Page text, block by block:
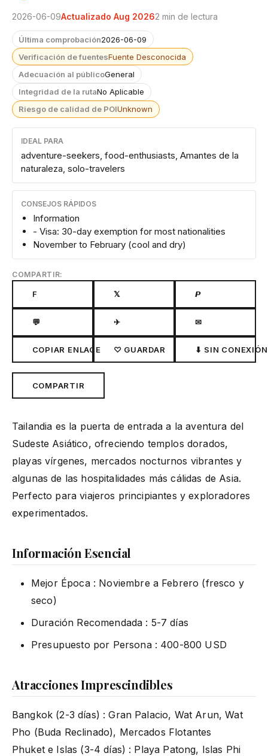
2026-06-09Actualizado Aug 20262 min de lectura
Última comprobación2026-06-09
Verificación de fuentesFuente Desconocida
Adecuación al públicoGeneral
Integridad de la rutaNo Aplicable
Riesgo de calidad de POIUnknown
IDEAL PARA
adventure-seekers, food-enthusiasts, Amantes de la
naturaleza, solo-travelers
CONSEJOS RÁPIDOS
Information
- Visa: 30-day exemption for most nationalities
November to February (cool and dry)
COMPARTIR:
F 𝕏 𝙋
💬 ✈ ✉
COPIAR ENLACE ♡ GUARDAR ⬇ SIN CONEXIÓN
COMPARTIR
Tailandia es la puerta de entrada a la aventura del
Sudeste Asiático, ofreciendo templos dorados,
playas vírgenes, mercados nocturnos vibrantes y
algunas de las hospitalidades más cálidas de Asia.
Perfecto para viajeros principiantes y exploradores
experimentados.
Información Esencial
Mejor Época : Noviembre a Febrero (fresco y
seco)
Duración Recomendada : 5-7 días
Presupuesto por Persona : 400-800 USD
Atracciones Imprescindibles
Bangkok (2-3 días) : Gran Palacio, Wat Arun, Wat
Pho (Buda Reclinado), Mercados Flotantes
Phuket e Islas (3-4 días) : Playa Patong, Islas Phi